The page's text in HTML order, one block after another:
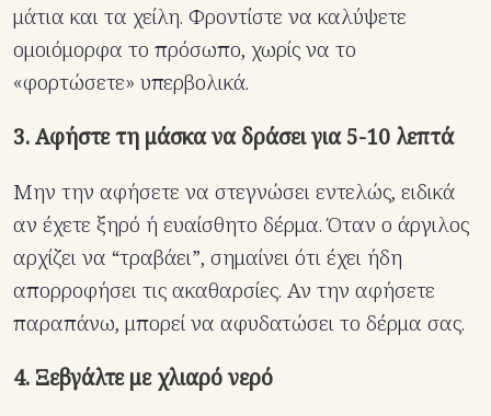
μάτια και τα χείλη. Φροντίστε να καλύψετε
ομοιόμορφα το πρόσωπο, χωρίς να το
«φορτώσετε» υπερβολικά.
3. Αφήστε τη μάσκα να δράσει για 5-10 λεπτά
Μην την αφήσετε να στεγνώσει εντελώς, ειδικά
αν έχετε ξηρό ή ευαίσθητο δέρμα. Όταν ο άργιλος
αρχίζει να “τραβάει”, σημαίνει ότι έχει ήδη
απορροφήσει τις ακαθαρσίες. Αν την αφήσετε
παραπάνω, μπορεί να αφυδατώσει το δέρμα σας.
4. Ξεβγάλτε με χλιαρό νερό